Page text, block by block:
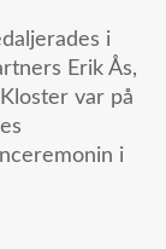
i
Erik Ås,
var på
i